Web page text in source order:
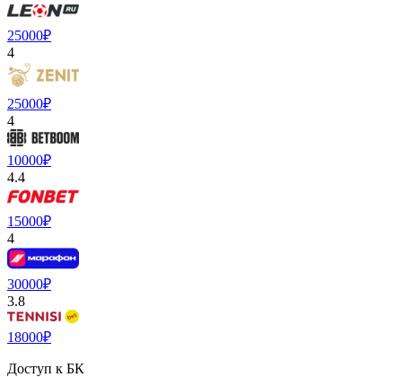
25000₽
4
25000₽
4
10000₽
4.4
15000₽
4
30000₽
3.8
18000₽
Доступ к БК